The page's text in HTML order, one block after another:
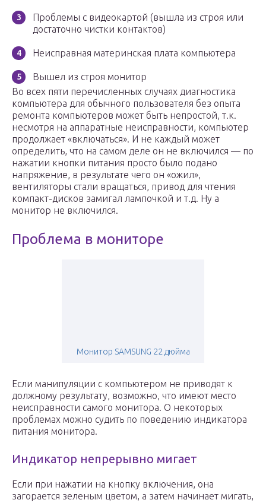
Проблемы с видеокартой (вышла из строя или
достаточно чистки контактов)
Неисправная материнская плата компьютера
Вышел из строя монитор
Во всех пяти перечисленных случаях диагностика
компьютера для обычного пользователя без опыта
ремонта компьютеров может быть непростой, т.к.
несмотря на аппаратные неисправности, компьютер
продолжает «включаться». И не каждый может
определить, что на самом деле он не включился — по
нажатии кнопки питания просто было подано
напряжение, в результате чего он «ожил»,
вентиляторы стали вращаться, привод для чтения
компакт-дисков замигал лампочкой и т.д. Ну а
монитор не включился.
Проблема в мониторе
Монитор SAMSUNG 22 дюйма
Если манипуляции с компьютером не приводят к
должному результату, возможно, что имеют место
неисправности самого монитора. О некоторых
проблемах можно судить по поведению индикатора
питания монитора.
Индикатор непрерывно мигает
Если при нажатии на кнопку включения, она
загорается зеленым цветом, а затем начинает мигать,